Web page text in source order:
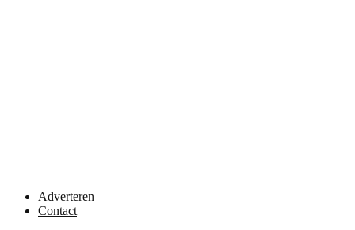
Adverteren
Contact